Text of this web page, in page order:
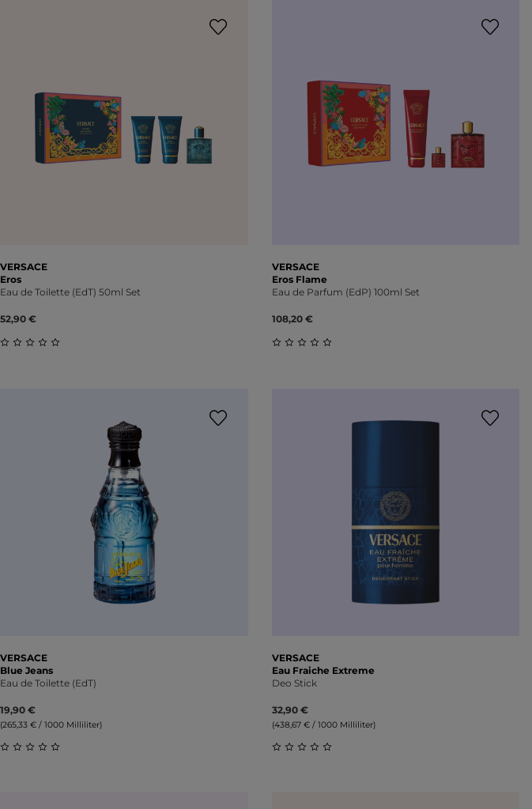
VERSACE
Eros
Eau de Toilette (EdT) 50ml Set
52,90 €
VERSACE
Eros Flame
Eau de Parfum (EdP) 100ml Set
108,20 €
VERSACE
Blue Jeans
Eau de Toilette (EdT)
19,90 €
(265,33 € / 1000 Milliliter)
VERSACE
Eau Fraiche Extreme
Deo Stick
32,90 €
(438,67 € / 1000 Milliliter)